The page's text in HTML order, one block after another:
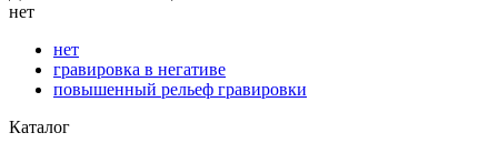
нет
нет
гравировка в негативе
повышенный рельеф гравировки
Каталог